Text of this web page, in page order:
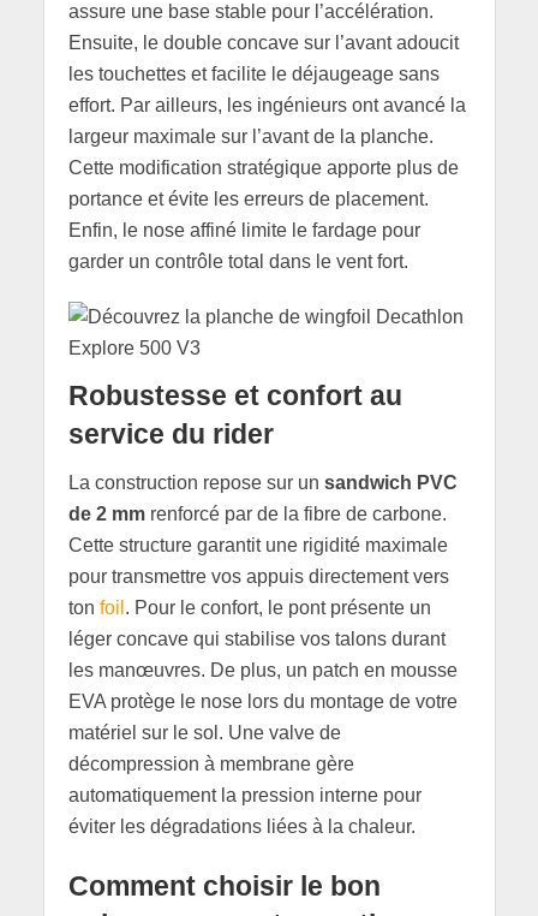
assure une base stable pour l’accélération.
Ensuite, le double concave sur l’avant adoucit
les touchettes et facilite le déjaugeage sans
effort. Par ailleurs, les ingénieurs ont avancé la
largeur maximale sur l’avant de la planche.
Cette modification stratégique apporte plus de
portance et évite les erreurs de placement.
Enfin, le nose affiné limite le fardage pour
garder un contrôle total dans le vent fort.
Robustesse et confort au
service du rider
La construction repose sur un sandwich PVC
de 2 mmrenforcé par de la fibre de carbone.
Cette structure garantit une rigidité maximale
pour transmettre vos appuis directement vers
ton foil . Pour le confort, le pont présente un
léger concave qui stabilise vos talons durant
les manœuvres. De plus, un patch en mousse
EVA protège le nose lors du montage de votre
matériel sur le sol. Une valve de
décompression à membrane gère
automatiquement la pression interne pour
éviter les dégradations liées à la chaleur.
Comment choisir le bon